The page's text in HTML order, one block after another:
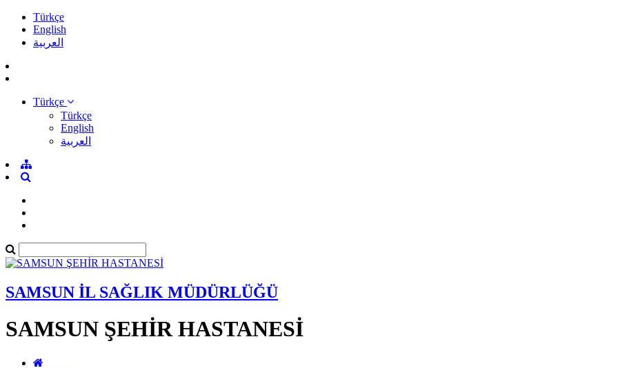
Türkçe
English
العربية
Türkçe
Türkçe
English
العربية
SAMSUN İL SAĞLIK MÜDÜRLÜĞÜ
SAMSUN ŞEHİR HASTANESİ